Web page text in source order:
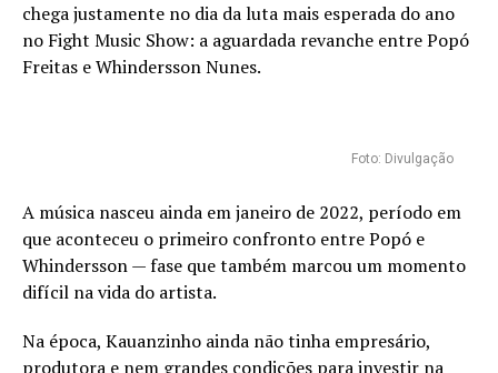
chega justamente no dia da luta mais esperada do ano
no Fight Music Show: a aguardada revanche entre Popó
Freitas e Whindersson Nunes.
Foto: Divulgação
A música nasceu ainda em janeiro de 2022, período em
que aconteceu o primeiro confronto entre Popó e
Whindersson — fase que também marcou um momento
difícil na vida do artista.
Na época, Kauanzinho ainda não tinha empresário,
produtora e nem grandes condições para investir na